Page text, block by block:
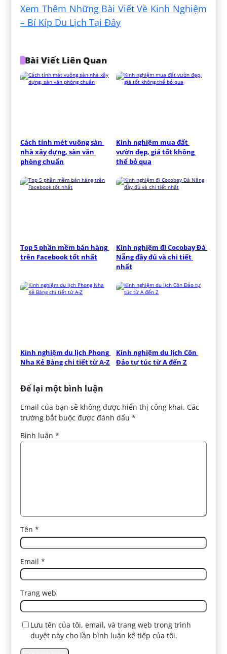
Xem Thêm Những Bài Viết Về Kinh Nghiệm
– Bí Kíp Du Lịch Tại Đây
Bài Viết Liên Quan
Cách tính mét vuông sàn
nhà xây dựng, sàn văn
phòng chuẩn
Kinh nghiệm mua đất
vườn đẹp, giá tốt không
thể bỏ qua
Top 5 phần mềm bán hàng
trên Facebook tốt nhất
Kinh nghiệm đi Cocobay Đà
Nẵng đầy đủ và chi tiết
nhất
Kinh nghiệm du lịch Phong
Nha Kẻ Bàng chi tiết từ A-Z
Kinh nghiệm du lịch Côn
Đảo tự túc từ A đến Z
Để lại một bình luận
Email của bạn sẽ không được hiển thị công khai. Các
trường bắt buộc được đánh dấu*
Bình luận*
Tên*
Email*
Trang web
Lưu tên của tôi, email, và trang web trong trình
duyệt này cho lần bình luận kế tiếp của tôi.